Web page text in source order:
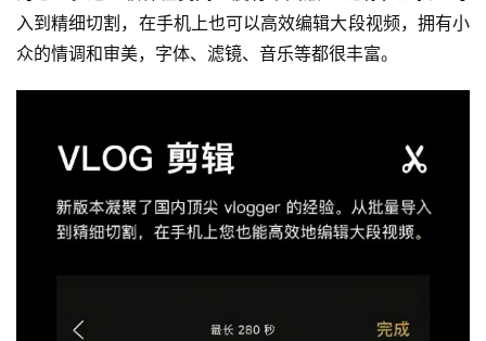
入到精细切割，在手机上也可以高效编辑大段视频，拥有小
众的情调和审美，字体、滤镜、音乐等都很丰富。